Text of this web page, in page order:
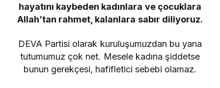
hayatını kaybeden kadınlara ve çocuklara
Allah’tan rahmet, kalanlara sabır diliyoruz.
DEVA Partisi olarak kuruluşumuzdan bu yana
tutumumuz çok net. Mesele kadına şiddetse
bunun gerekçesi, hafifletici sebebi olamaz.